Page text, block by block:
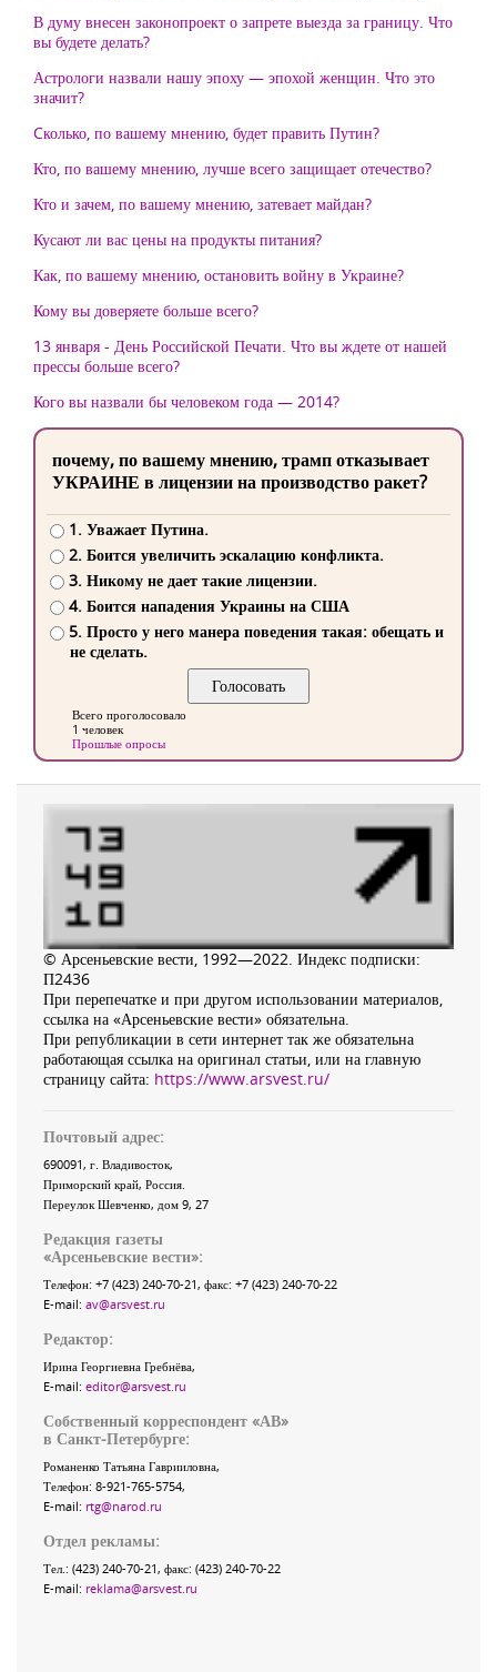
В думу внесен законопроект о запрете выезда за границу. Что
вы будете делать?
Астрологи назвали нашу эпоху — эпохой женщин. Что это
значит?
Cколько, по вашему мнению, будет править Путин?
Кто, по вашему мнению, лучше всего защищает отечество?
Кто и зачем, по вашему мнению, затевает майдан?
Кусают ли вас цены на продукты питания?
Как, по вашему мнению, остановить войну в Украине?
Кому вы доверяете больше всего?
13 января - День Российской Печати. Что вы ждете от нашей
прессы больше всего?
Кого вы назвали бы человеком года — 2014?
почему, по вашему мнению, трамп отказывает
УКРАИНЕ в лицензии на производство ракет?
1. Уважает Путина.
2. Боится увеличить эскалацию конфликта.
3. Никому не дает такие лицензии.
4. Боится нападения Украины на США
5. Просто у него манера поведения такая: обещать и
не сделать.
Всего проголосовало
1 человек
Прошлые опросы
© Арсеньевские вести, 1992—2022. Индекс подписки:
П2436
При перепечатке и при другом использовании материалов,
ссылка на «Арсеньевские вести» обязательна.
При републикации в сети интернет так же обязательна
работающая ссылка на оригинал статьи, или на главную
страницу сайта: https://www.arsvest.ru/
Почтовый адрес:
690091, г. Владивосток,
Приморский край, Россия
Переулок Шевченко, дом 9, 27
Редакция газеты
«Арсеньевские вести»:
Телефон: +7 (423) 240-70-21, факс: +7 (423) 240-70-22
E-mail: av@arsvest.ru
Редактор:
Ирина Георгиевна Гребнёва,
E-mail: editor@arsvest.ru
Собственный корреспондент «АВ»
в Санкт-Петербурге:
Романенко Татьяна Гаврииловна,
Телефон: 8-921-765-5754,
E-mail: rtg@narod.ru
Отдел рекламы:
Тел.: (423) 240-70-21, факс: (423) 240-70-22
E-mail: reklama@arsvest.ru